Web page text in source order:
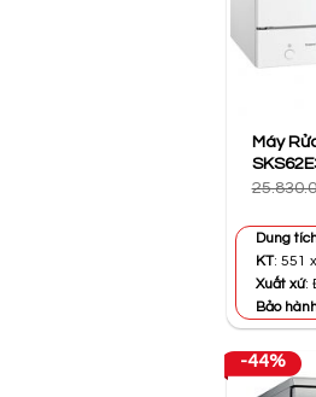
Máy
Dung
KT: 551
Xuất xứ:
Bảo
-44%